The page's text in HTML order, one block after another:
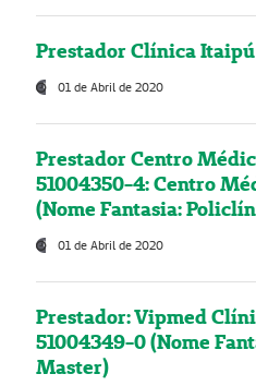
Prestador Clínica
01 de Abril de 2020
Prestador Centro
51004350-4: Centro
(Nome Fantasia:
01 de Abril de 2020
Prestador: Vipmed
51004349-0 (Nome
Master)